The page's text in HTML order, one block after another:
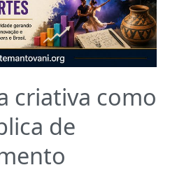
criativa como
de